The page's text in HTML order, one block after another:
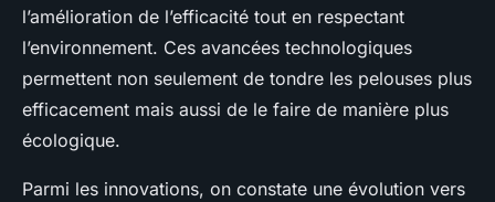
l’amélioration de l’efficacité tout en respectant
l’environnement. Ces avancées technologiques
permettent non seulement de tondre les pelouses plus
efficacement mais aussi de le faire de manière plus
écologique.
Parmi les innovations, on constate une évolution vers